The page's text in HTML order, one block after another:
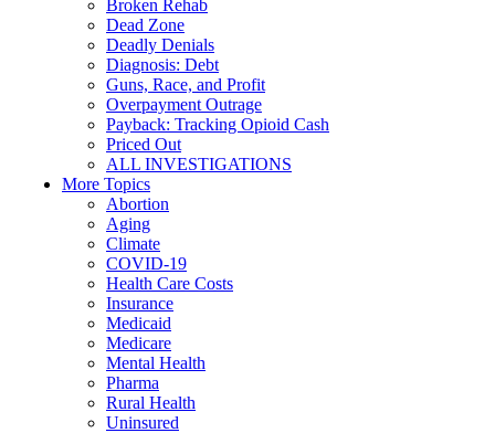
Broken Rehab
Dead Zone
Deadly Denials
Diagnosis: Debt
Guns, Race, and Profit
Overpayment Outrage
Payback: Tracking Opioid Cash
Priced Out
ALL INVESTIGATIONS
More Topics
Abortion
Aging
Climate
COVID-19
Health Care Costs
Insurance
Medicaid
Medicare
Mental Health
Pharma
Rural Health
Uninsured